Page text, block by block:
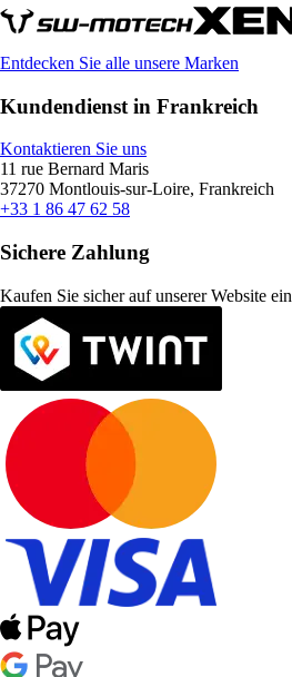
Entdecken Sie alle unsere Marken
Kundendienst in Frankreich
Kontaktieren Sie uns
11 rue Bernard Maris
37270 Montlouis-sur-Loire, Frankreich
+33 1 86 47 62 58
Sichere Zahlung
Kaufen Sie sicher auf unserer Website ein